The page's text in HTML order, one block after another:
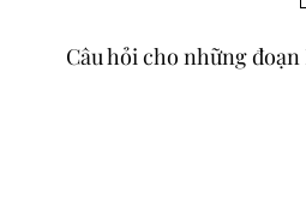
Câu hỏi cho những